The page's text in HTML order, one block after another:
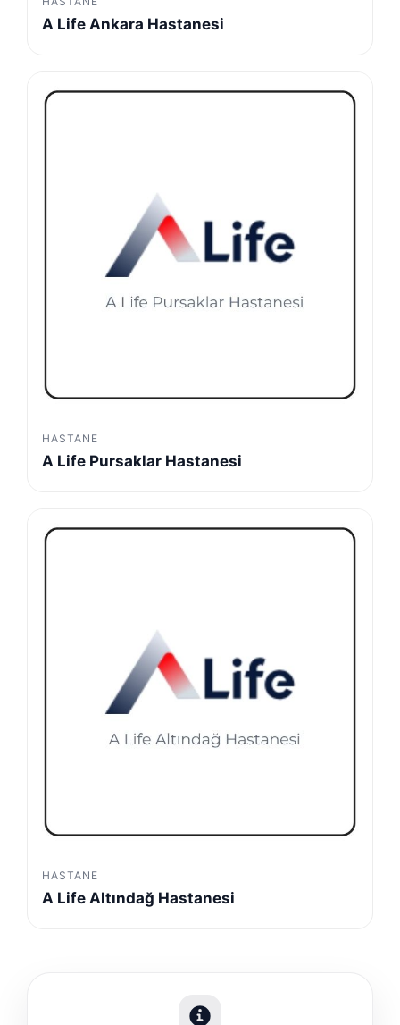
A Life Ankara Hastanesi
HASTANE
A Life Pursaklar Hastanesi
HASTANE
A Life Altındağ Hastanesi